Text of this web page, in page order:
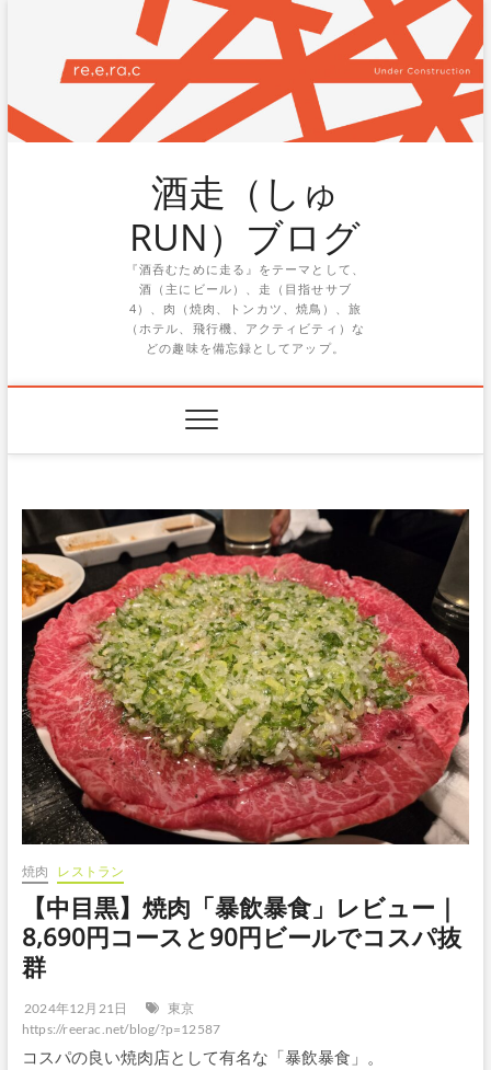
酒走（しゅ
RUN）ブログ
『酒呑むために走る』をテーマとして、
酒（主にビール）、走（目指せサブ
4）、肉（焼肉、トンカツ、焼鳥）、旅
（ホテル、飛行機、アクティビティ）な
どの趣味を備忘録としてアップ。
焼肉 レストラン
【中目黒】焼肉「暴飲暴食」レビュー｜
8,690円コースと90円ビールでコスパ抜
群
2024年12月21日
東京
https://reerac.net/blog/?p=12587
コスパの良い焼肉店として有名な「暴飲暴食」。